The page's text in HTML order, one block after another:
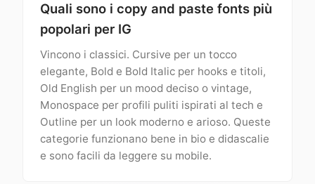
Quali sono i copy and paste fonts più
popolari per IG
Vincono i classici. Cursive per un tocco
elegante, Bold e Bold Italic per hooks e titoli,
Old English per un mood deciso o vintage,
Monospace per profili puliti ispirati al tech e
Outline per un look moderno e arioso. Queste
categorie funzionano bene in bio e didascalie
e sono facili da leggere su mobile.